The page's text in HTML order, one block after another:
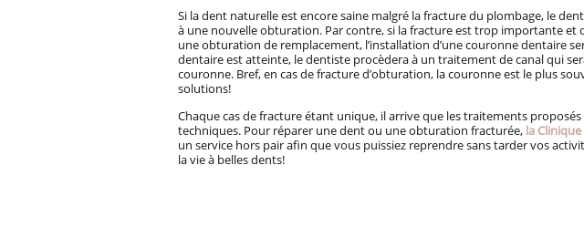
Si la dent naturelle est encore saine malgré la fracture du plombage, le
à une nouvelle obturation. Par contre, si la fracture est trop importante et
une obturation de remplacement, l’installation d’une couronne dentaire
dentaire est atteinte, le dentiste procèdera à un traitement de canal qui
couronne. Bref, en cas de fracture d’obturation, la couronne est le plus
solutions!
Chaque cas de fracture étant unique, il arrive que les traitements
techniques. Pour réparer une dent ou une obturation fracturée, la
un service hors pair afin que vous puissiez reprendre sans tarder vos
la vie à belles dents!